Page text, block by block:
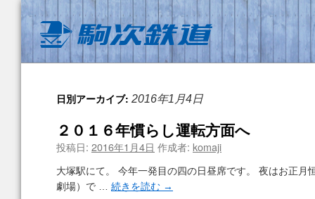
日別アーカイブ: 2016年1月4日
２０１６年慣らし運転方面へ
投稿日: 2016年1月4日 作成者: komaji
大塚駅にて。 今年一発目の四の日昼席です。 夜はお正月
劇場）で … 続きを読む →